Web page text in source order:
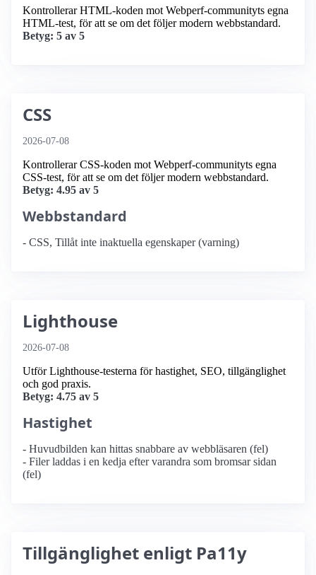
Kontrollerar HTML-koden mot Webperf-communityts egna
HTML-test, för att se om det följer modern webbstandard.
Betyg: 5 av 5
CSS
2026-07-08
Kontrollerar CSS-koden mot Webperf-communityts egna
CSS-test, för att se om det följer modern webbstandard.
Betyg: 4.95 av 5
Webbstandard
- CSS, Tillåt inte inaktuella egenskaper (varning)
Lighthouse
2026-07-08
Utför Lighthouse-testerna för hastighet, SEO, tillgänglighet
och god praxis.
Betyg: 4.75 av 5
Hastighet
- Huvudbilden kan hittas snabbare av webbläsaren (fel)
- Filer laddas i en kedja efter varandra som bromsar sidan
(fel)
Tillgänglighet enligt Pa11y